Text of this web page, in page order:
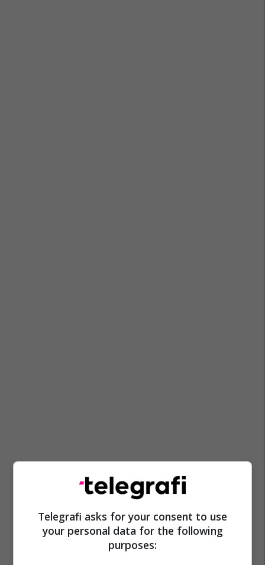
Celta Vigo La Liga Real Madrid
Arda Guler
Alvaro Arbeloa
Telegrafi asks for your consent to use
your personal data for the following
purposes: